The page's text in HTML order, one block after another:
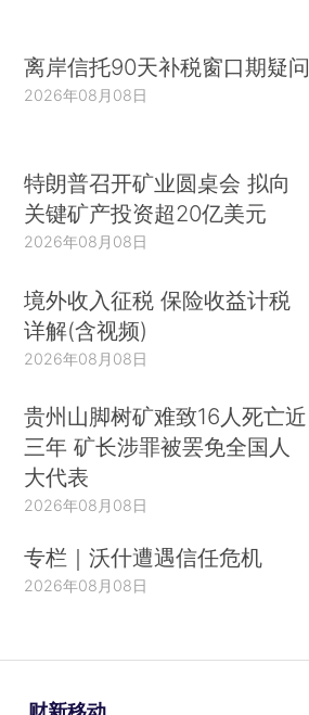
离岸信托90天补税窗口期疑问
2026年08月08日
特朗普召开矿业圆桌会 拟向
关键矿产投资超20亿美元
2026年08月08日
境外收入征税 保险收益计税
详解(含视频)
2026年08月08日
贵州山脚树矿难致16人死亡近
三年 矿长涉罪被罢免全国人
大代表
2026年08月08日
专栏｜沃什遭遇信任危机
2026年08月08日